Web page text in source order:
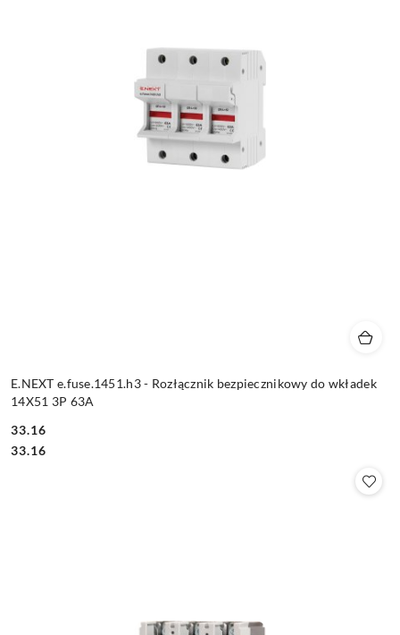
E.NEXT e.fuse.1451.h3 - Rozłącznik bezpiecznikowy do wkładek
14X51 3P 63A
Cena:
33.16
Cena:
33.16